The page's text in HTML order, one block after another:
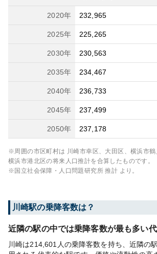
2020年 232,965
2025年 225,265
2030年 230,563
2035年 234,467
2040年 236,733
2045年 237,499
2050年 237,178
※周囲の市区町村は 川崎市幸区、大田区、横浜市鶴
横浜市港北区の将来人口推計を合算したものです。
※国立社会保障・人口問題研究所 推計 より。
川崎駅の乗降客数は？
近隣の駅の中では乗降客数が最も多い
川崎は214,601人の乗降客数を持ち、近隣の